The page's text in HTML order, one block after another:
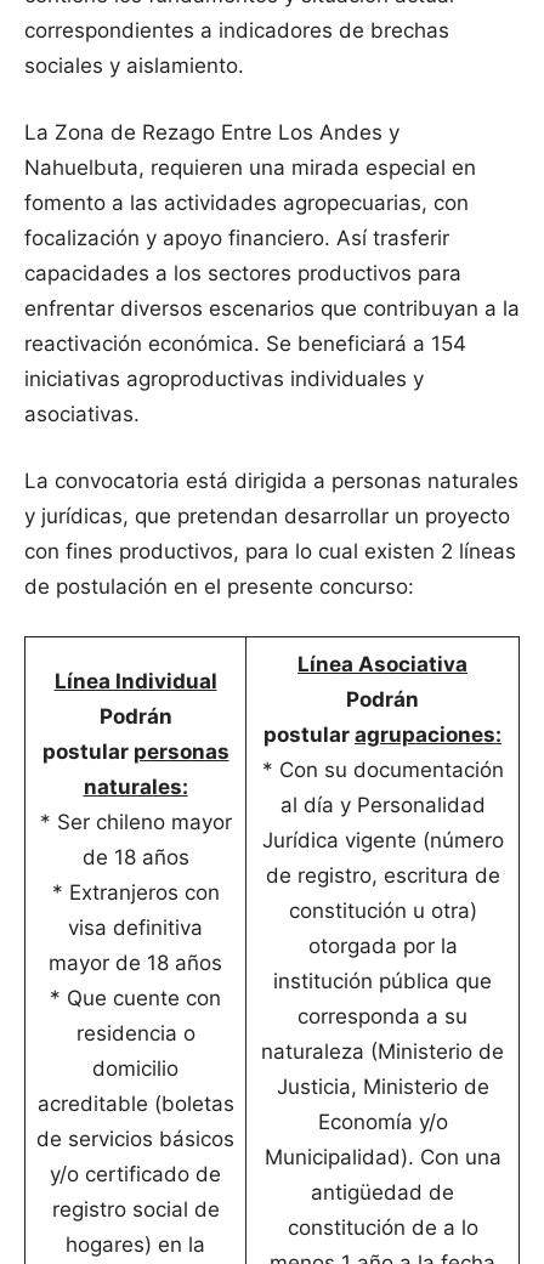
correspondientes a indicadores de brechas
sociales y aislamiento.
La Zona de Rezago Entre Los Andes y
Nahuelbuta, requieren una mirada especial en
fomento a las actividades agropecuarias, con
focalización y apoyo financiero. Así trasferir
capacidades a los sectores productivos para
enfrentar diversos escenarios que contribuyan a la
reactivación económica. Se beneficiará a 154
iniciativas agroproductivas individuales y
asociativas.
La convocatoria está dirigida a personas naturales
y jurídicas, que pretendan desarrollar un proyecto
con fines productivos, para lo cual existen 2 líneas
de postulación en el presente concurso:
Línea Individual
Podrán
postular personas
naturales:
* Ser chileno mayor
de 18 años
* Extranjeros con
visa definitiva
mayor de 18 años
* Que cuente con
residencia o
domicilio
acreditable (boletas
de servicios básicos
y/o certificado de
registro social de
hogares) en la
Línea Asociativa
Podrán
postular agrupaciones:
* Con su documentación
al día y Personalidad
Jurídica vigente (número
de registro, escritura de
constitución u otra)
otorgada por la
institución pública que
corresponda a su
naturaleza (Ministerio de
Justicia, Ministerio de
Economía y/o
Municipalidad). Con una
antigüedad de
constitución de a lo